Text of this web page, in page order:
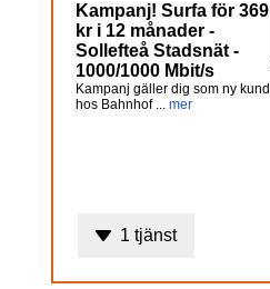
Kampanj! Surfa för 369
kr i 12 månader -
Sollefteå Stadsnät -
1000/1000 Mbit/s
Kampanj gäller dig som ny kund
hos Bahnhof ... mer
1 tjänst